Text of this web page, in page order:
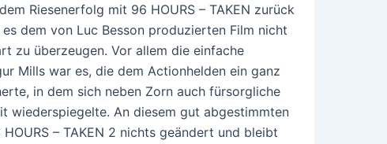
Riesenerfolg mit 96 HOURS – TAKEN zurück
dem von Luc Besson produzierten Film nicht
zu überzeugen. Vor allem die einfache
Mills war es, die dem Actionhelden ein ganz
in dem sich neben Zorn auch fürsorgliche
wiederspiegelte. An diesem gut abgestimmten
– TAKEN 2 nichts geändert und bleibt